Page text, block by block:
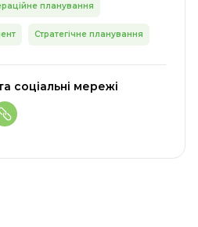
планування
Стратегічне планування
соціальні мережі